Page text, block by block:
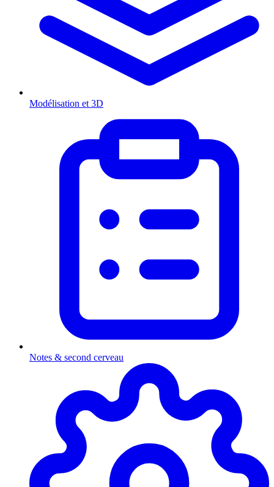
Modélisation et 3D
Notes & second cerveau